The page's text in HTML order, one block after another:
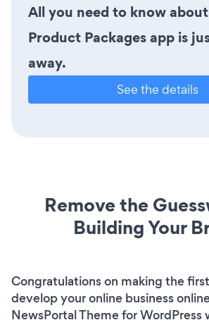
All you need to know
Product Packages app is
away.
See the details
Remove the
Building Your
Congratulations on making the
develop your online business
NewsPortal Theme for WordPress